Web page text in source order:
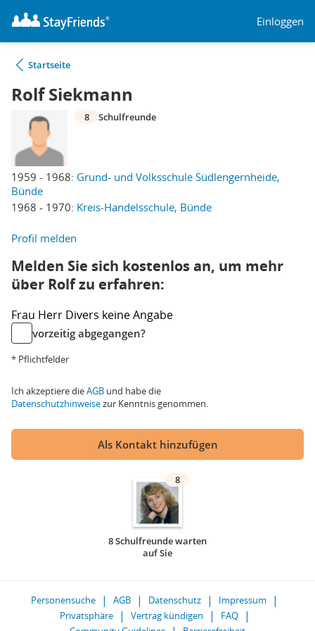
Einloggen
Startseite
Rolf Siekmann
1959 - 1968: Grund- und Volksschule Südlengernheide,
Bünde
1968 - 1970: Kreis-Handelsschule, Bünde
8 Schulfreunde
Profil melden
Melden Sie sich kostenlos an, um mehr
über Rolf zu erfahren:
Frau Herr Divers keine Angabe
vorzeitig abgegangen?
* Pflichtfelder
Ich akzeptiere dieAGB und habe die
Datenschutzhinweisezur Kenntnis genommen.
Als Kontakt hinzufügen
8
8 Schulfreunde warten
auf Sie
Personensuche AGB Datenschutz
Impressum
Privatsphäre
Vertrag kündigen
FAQ